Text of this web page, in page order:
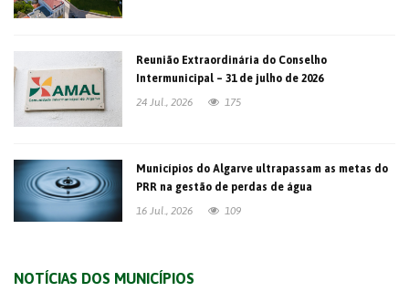
Reunião Extraordinária do Conselho
Intermunicipal – 31 de julho de 2026
24 Jul., 2026
175
Municípios do Algarve ultrapassam as metas do
PRR na gestão de perdas de água
16 Jul., 2026
109
NOTÍCIAS DOS MUNICÍPIOS